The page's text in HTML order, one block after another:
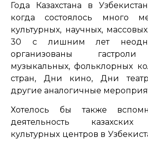
Года Казахстана в
когда состоялось много
культурных, научных,
30 с лишним лет
организованы гастроли
музыкальных, фольклорных
стран, Дни кино, Дни
другие аналогичные
Хотелось бы также
деятельность казахских
культурных центров в